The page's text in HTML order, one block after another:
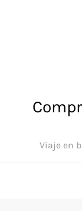
Viaje en